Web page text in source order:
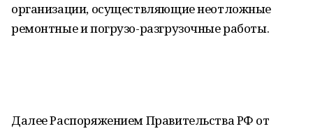
организации, осуществляющие неотложные
ремонтные и погрузо-разгрузочные работы.
Далее Распоряжением Правительства РФ от